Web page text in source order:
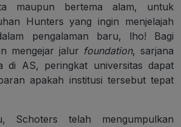
maupun bertema alam, untuk
Hunters yang ingin menjelajah
pengalaman baru, lho! Bagi
mengejar jalur foundation, sarjana
di AS, peringkat universitas dapat
apakah institusi tersebut tepat
Schoters telah mengumpulkan